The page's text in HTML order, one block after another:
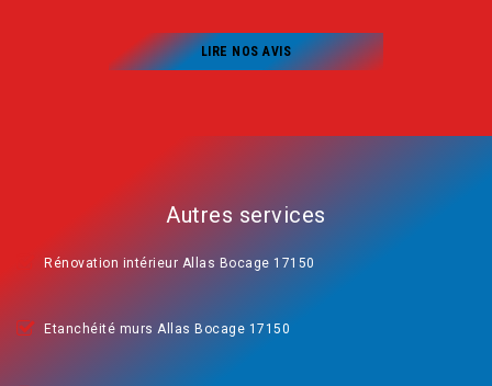
LIRE NOS AVIS
Autres services
Rénovation intérieur Allas Bocage 17150
Etanchéité murs Allas Bocage 17150